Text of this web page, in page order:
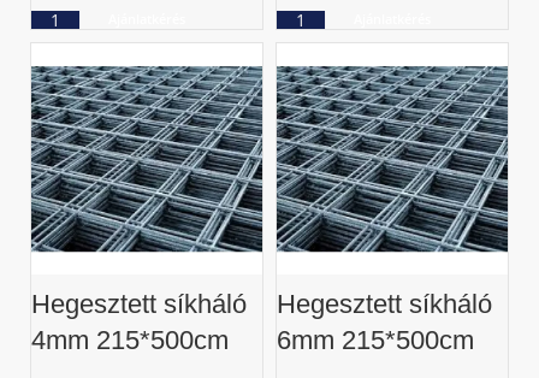
Hegesztett síkháló
4mm 215*500cm
Hegesztett síkháló
6mm 215*500cm